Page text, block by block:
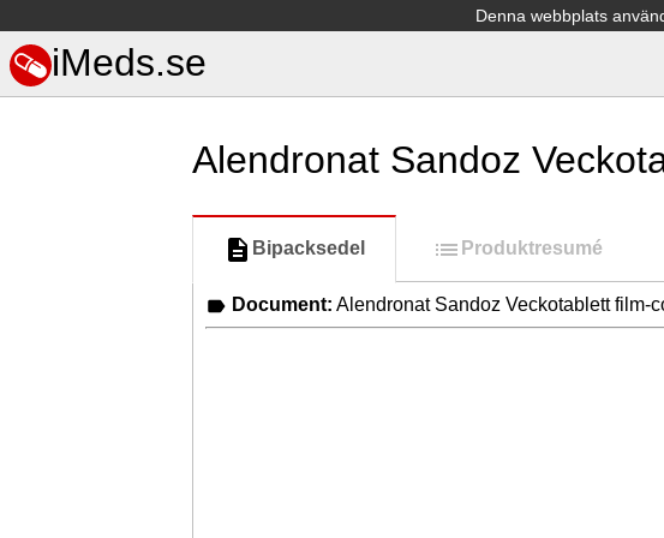
Denna webbplats
iMeds.se
Alendronat Sandoz
Bipacksedel Produktresumé
Document: Alendronat Sandoz Veckotablett film-